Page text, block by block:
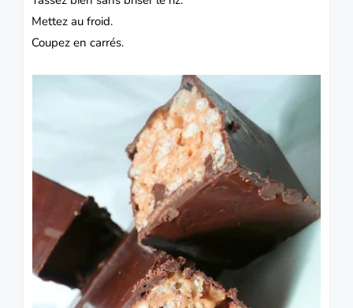
Mettez au froid.
Coupez en carrés.